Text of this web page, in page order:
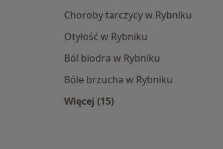
Choroby tarczycy w Rybniku
Otyłość w Rybniku
Ból biodra w Rybniku
Bóle brzucha w Rybniku
Więcej (15)